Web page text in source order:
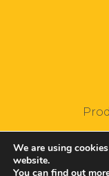
We are using
website.
You can find out